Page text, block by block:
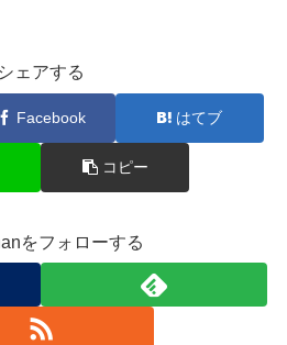
シェアする
Facebook はてブ
コピー
をフォローする